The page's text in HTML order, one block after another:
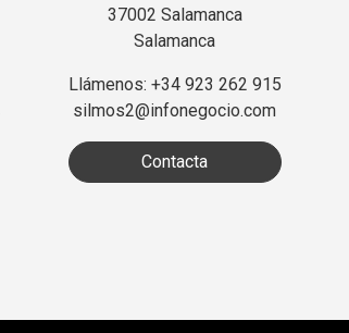
37002 Salamanca
Salamanca
Llámenos: +34 923 262 915
silmos2@infonegocio.com
Contacta